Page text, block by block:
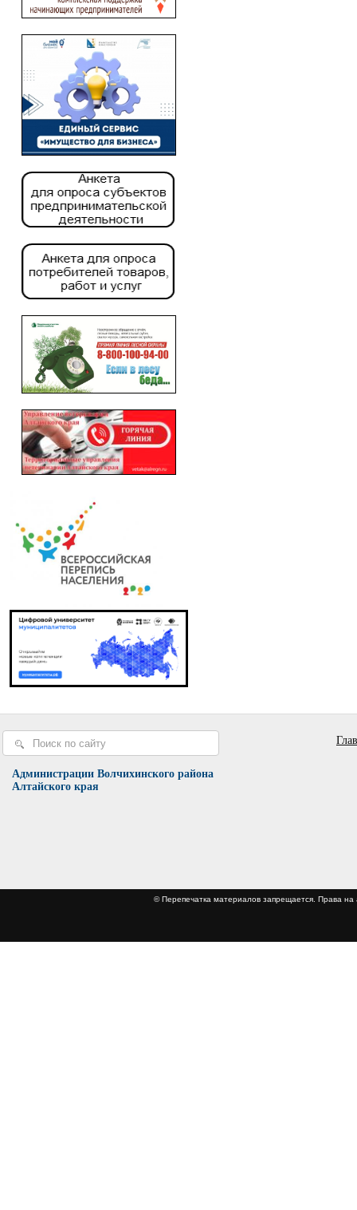
Администрации Волчихинского района
Алтайского края
© Перепечатка материалов запрещается.